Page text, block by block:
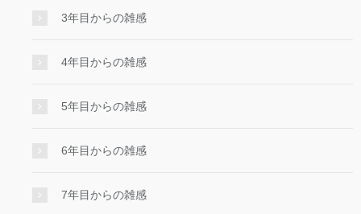
3年目からの雑感
4年目からの雑感
5年目からの雑感
6年目からの雑感
7年目からの雑感